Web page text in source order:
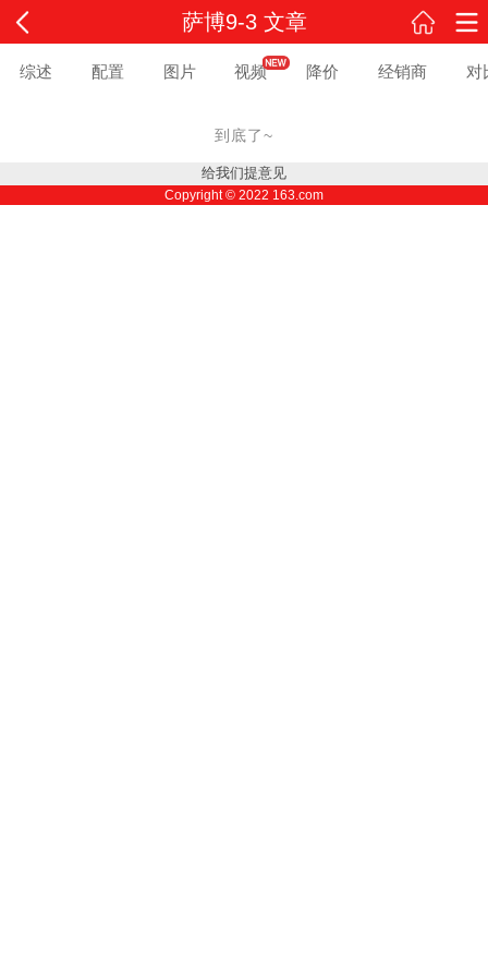
萨博9-3 文章
综述 配置 图片 视频 降价 经销商 对
到底了~
给我们提意见
Copyright © 2022 163.com